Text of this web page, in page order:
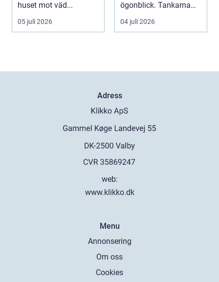
huset mot väd...
05 juli 2026
ögonblick. Tankarna
snurrar, känslorna
pendlar ...
04 juli 2026
Adress
web:
www.klikko.dk
Menu
Annonsering
Om oss
Cookies